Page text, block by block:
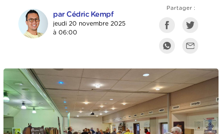
par Cédric Kempf
jeudi 20 novembre 2025
à 06:00
Partager :